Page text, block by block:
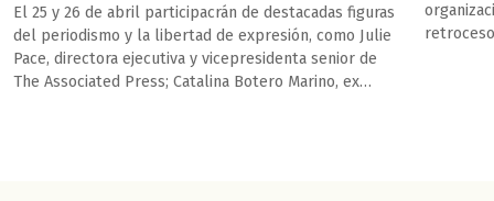
El 25 y 26 de abril participacrán de destacadas figuras
del periodismo y la libertad de expresión, como Julie
Pace, directora ejecutiva y vicepresidenta senior de
The Associated Press; Catalina Botero Marino, ex